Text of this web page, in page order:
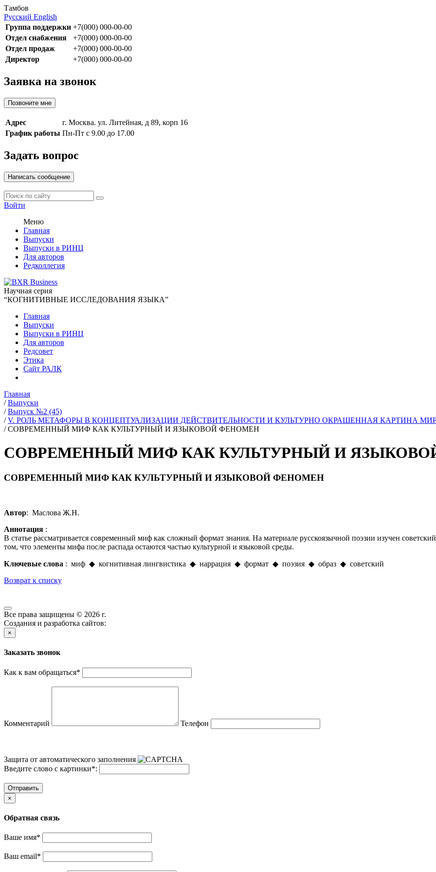
Тамбов
Русский English
Группа поддержки +7(000) 000-00-00
Отдел снабжения
+7(000) 000-00-00
Отдел продаж
+7(000) 000-00-00
Директор
+7(000) 000-00-00
Заявка на звонок
Позвоните мне
Адрес
г. Москва. ул. Литейная, д 89, корп 16
График работы Пн-Пт с 9.00 до 17.00
Задать вопрос
Написать сообщение
Войти
Меню
Главная
Выпуски
Выпуски в РИНЦ
Для авторов
Редколлегия
Научная серия
“КОГНИТИВНЫЕ ИССЛЕДОВАНИЯ ЯЗЫКА”
Главная
Выпуски
Выпуски в РИНЦ
Для авторов
Редсовет
Этика
Сайт РАЛК
Главная
/ Выпуски
/ Выпуск №2 (45)
/ V. РОЛЬ МЕТАФОРЫ В КОНЦЕПТУАЛИЗАЦИИ ДЕЙСТВИТЕЛЬНОСТИ И КУЛЬТУРНО ОКРАШЕННАЯ КАРТИНА
/ СОВРЕМЕННЫЙ МИФ КАК КУЛЬТУРНЫЙ И ЯЗЫКОВОЙ ФЕНОМЕН
СОВРЕМЕННЫЙ МИФ КАК КУЛЬТУРНЫЙ И
СОВРЕМЕННЫЙ МИФ КАК КУЛЬТУРНЫЙ И ЯЗЫКОВОЙ ФЕНОМЕН
Автор: Маслова Ж.Н.
Аннотация :
В статье рассматривается современный миф как сложный формат знания. На материале русскоязычной поэзии изучен
том, что элементы мифа после распада остаются частью культурной и языковой среды.
Ключевые слова : миф ◆ когнитивная лингвистика ◆ наррация ◆ формат ◆ поэзия ◆ образ ◆ советский
Возврат к списку
Все права защищены © 2026 г.
Создания и разработка сайтов:
×
Заказать звонок
Как к вам обращаться*
Комментарий Телефон
Защита от автоматического заполнения
Введите слово с картинки*:
Отправить
×
Обратная связь
Ваше имя*
Ваш email*